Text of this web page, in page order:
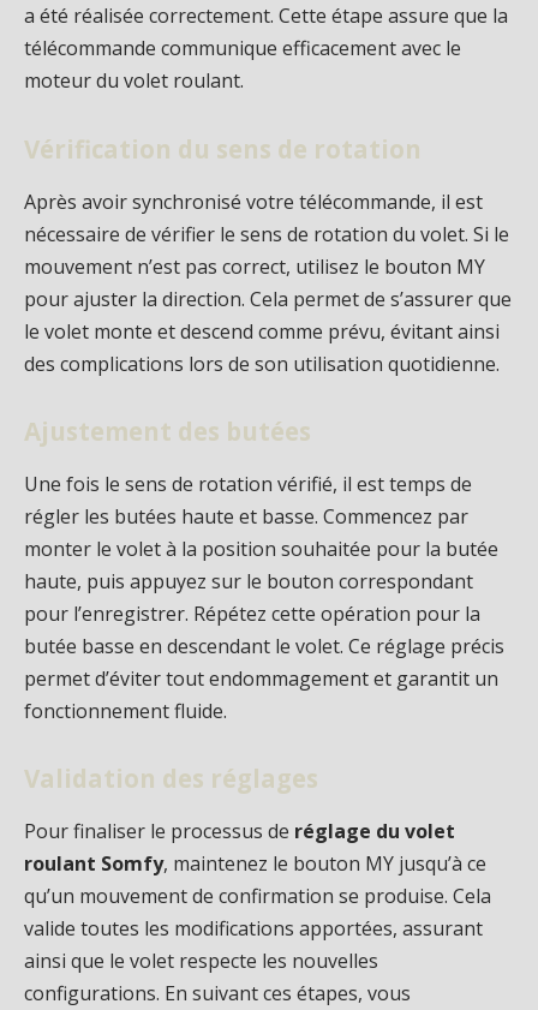
a été réalisée correctement. Cette étape assure que la
télécommande communique efficacement avec le
moteur du volet roulant.
Vérification du sens de rotation
Après avoir synchronisé votre télécommande, il est
nécessaire de vérifier le sens de rotation du volet. Si le
mouvement n’est pas correct, utilisez le bouton MY
pour ajuster la direction. Cela permet de s’assurer que
le volet monte et descend comme prévu, évitant ainsi
des complications lors de son utilisation quotidienne.
Ajustement des butées
Une fois le sens de rotation vérifié, il est temps de
régler les butées haute et basse. Commencez par
monter le volet à la position souhaitée pour la butée
haute, puis appuyez sur le bouton correspondant
pour l’enregistrer. Répétez cette opération pour la
butée basse en descendant le volet. Ce réglage précis
permet d’éviter tout endommagement et garantit un
fonctionnement fluide.
Validation des réglages
Pour finaliser le processus de réglage du volet
roulant Somfy, maintenez le bouton MY jusqu’à ce
qu’un mouvement de confirmation se produise. Cela
valide toutes les modifications apportées, assurant
ainsi que le volet respecte les nouvelles
configurations. En suivant ces étapes, vous